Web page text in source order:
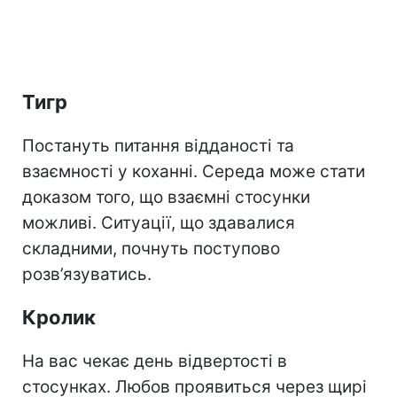
Тигр
Постануть питання відданості та
взаємності у коханні. Середа може стати
доказом того, що взаємні стосунки
можливі. Ситуації, що здавалися
складними, почнуть поступово
розв’язуватись.
Кролик
На вас чекає день відвертості в
стосунках. Любов проявиться через щирі